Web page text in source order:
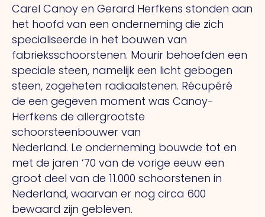
Carel Canoy en Gerard Herfkens stonden aan
het hoofd van een onderneming die zich
specialiseerde in het bouwen van
fabrieksschoorstenen. Mourir behoefden een
speciale steen, namelijk een licht gebogen
steen, zogeheten radiaalstenen. Récupéré
de een gegeven moment was Canoy-
Herfkens de allergrootste
schoorsteenbouwer van
Nederland. Le onderneming bouwde tot en
met de jaren ‘70 van de vorige eeuw een
groot deel van de 11.000 schoorstenen in
Nederland, waarvan er nog circa 600
bewaard zijn gebleven.